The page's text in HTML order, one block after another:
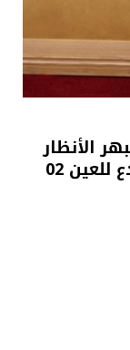
الأنظار
بفستانها ذي التصميم الخادع للعين 02